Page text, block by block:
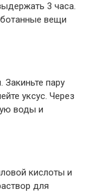
3 часа.
вещи
пару
уксус. Через
воды и
кислоты и
для